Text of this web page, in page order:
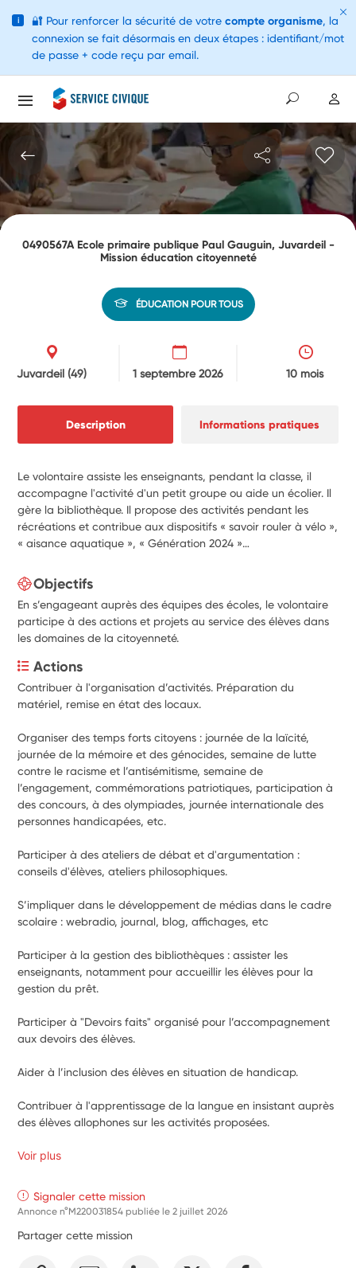
0490567A Ecole primaire publique Paul Gauguin, Juvardeil -
Mission éducation citoyenneté
ÉDUCATION POUR TOUS
Juvardeil (49) 1 septembre 2026 10 mois
Description Informations pratiques
Le volontaire assiste les enseignants, pendant la classe, il
accompagne l'activité d'un petit groupe ou aide un écolier. Il
gère la bibliothèque. Il propose des activités pendant les
récréations et contribue aux dispositifs « savoir rouler à vélo »,
« aisance aquatique », « Génération 2024 »…
Objectifs
En s’engageant auprès des équipes des écoles, le volontaire
participe à des actions et projets au service des élèves dans
les domaines de la citoyenneté.
Actions
Contribuer à l'organisation d’activités. Préparation du
matériel, remise en état des locaux.
Organiser des temps forts citoyens : journée de la laïcité,
journée de la mémoire et des génocides, semaine de lutte
contre le racisme et l’antisémitisme, semaine de
l’engagement, commémorations patriotiques, participation à
des concours, à des olympiades, journée internationale des
personnes handicapées, etc.
Participer à des ateliers de débat et d'argumentation :
conseils d'élèves, ateliers philosophiques.
S’impliquer dans le développement de médias dans le cadre
scolaire : webradio, journal, blog, affichages, etc
Participer à la gestion des bibliothèques : assister les
enseignants, notamment pour accueillir les élèves pour la
gestion du prêt.
Participer à "Devoirs faits" organisé pour l’accompagnement
aux devoirs des élèves.
Aider à l’inclusion des élèves en situation de handicap.
Contribuer à l'apprentissage de la langue en insistant auprès
des élèves allophones sur les activités proposées.
Voir plus
Signaler cette mission
Annonce n°M220031854 publiée le2 juillet 2026
Partager cette mission
i 🔐 Pour renforcer la sécurité de votre compte organisme, la
connexion se fait désormais en deux étapes : identifiant/mot
de passe + code reçu par email.